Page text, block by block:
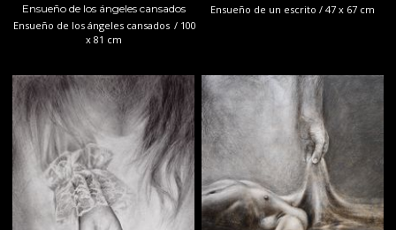
Ensueño de los ángeles cansados
Ensueño de los ángeles cansados / 100
x 81 cm
Ensueño de un escrito / 47 x 67 cm